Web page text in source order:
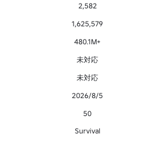
2,582
1,625,579
480.1M+
未対応
未対応
2026/8/5
50
Survival